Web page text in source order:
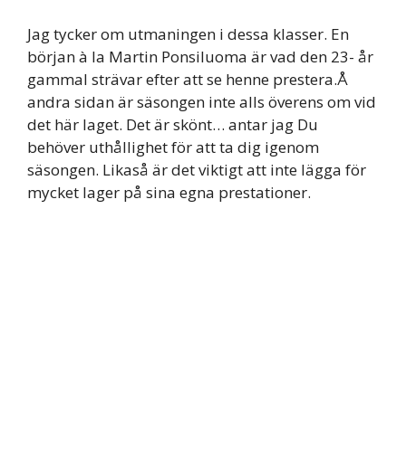
Jag tycker om utmaningen i dessa klasser. En
början à la Martin Ponsiluoma är vad den 23- år
gammal strävar efter att se henne prestera.Å
andra sidan är säsongen inte alls överens om vid
det här laget. Det är skönt… antar jag Du
behöver uthållighet för att ta dig igenom
säsongen. Likaså är det viktigt att inte lägga för
mycket lager på sina egna prestationer.